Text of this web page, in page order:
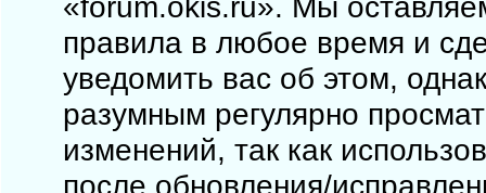
правила в любое время и
уведомить вас об этом,
разумным регулярно
изменений, так как
после обновления/